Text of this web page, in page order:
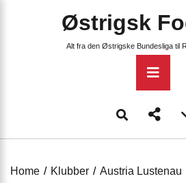
Østrigsk
Alt fra den Østrigske Bundesliga til
Primary
Menu
Home
Klubber Austria Lustenau